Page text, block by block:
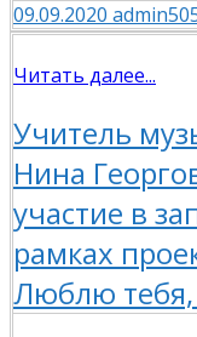
09.09.2020
Читать далее...
Учитель
Нина
участие в
рамках
Люблю тебя,